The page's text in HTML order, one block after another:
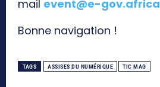
mail event@e-gov.africa
Bonne navigation !
TAGS ASSISES DU NUMÉRIQUE TIC MAG